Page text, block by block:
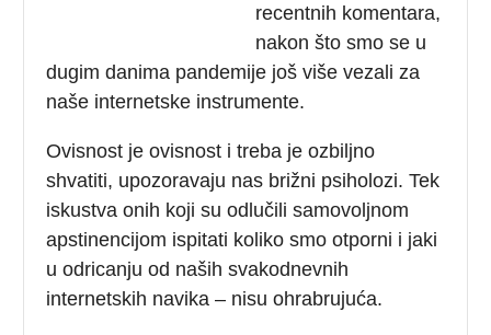
recentnih komentara,
nakon što smo se u
dugim danima pandemije još više vezali za
naše internetske instrumente.
Ovisnost je ovisnost i treba je ozbiljno
shvatiti, upozoravaju nas brižni psiholozi. Tek
iskustva onih koji su odlučili samovoljnom
apstinencijom ispitati koliko smo otporni i jaki
u odricanju od naših svakodnevnih
internetskih navika – nisu ohrabrujuća.